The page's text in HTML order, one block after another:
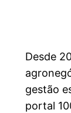
Desde
gestão
portal